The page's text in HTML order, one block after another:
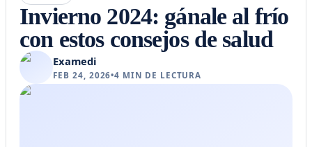
Invierno 2024: gánale al frío
con estos consejos de salud
Examedi
FEB 24, 2026•4 MIN DE LECTURA